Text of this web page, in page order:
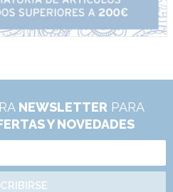
NEWSLETTER PARA
Y NOVEDADES